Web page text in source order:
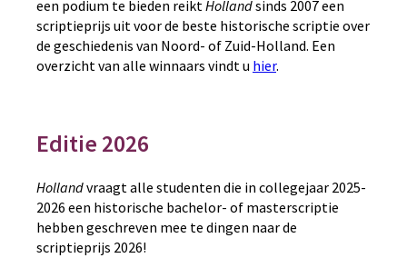
een podium te bieden reiktHollandsinds 2007 een
scriptieprijs uit voor de beste historische scriptie over
de geschiedenis van Noord- of Zuid-Holland. Een
overzicht van alle winnaars vindt u hier.
Editie 2026
Hollandvraagt alle studenten die in collegejaar 2025-
2026 een historische bachelor- of masterscriptie
hebben geschreven mee te dingen naar de
scriptieprijs 2026!